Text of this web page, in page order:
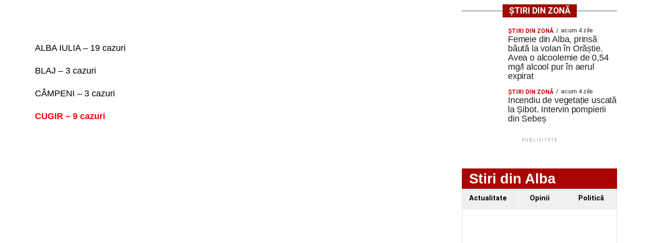
ALBA IULIA – 19 cazuri
BLAJ – 3 cazuri
CÂMPENI – 3 cazuri
CUGIR – 9 cazuri
ȘTIRI DIN ZONĂ
ŞTIRI DIN ZONĂ acum 4 zile
Femeie din Alba, prinsă
băută la volan în Orăștie.
Avea o alcoolemie de 0,54
mg/l alcool pur în aerul
expirat
ŞTIRI DIN ZONĂ acum 4 zile
Incendiu de vegetație uscată
la Șibot. Intervin pompierii
din Sebeș
PUBLICITATE
Stiri din Alba
Actualitate Opinii Politică